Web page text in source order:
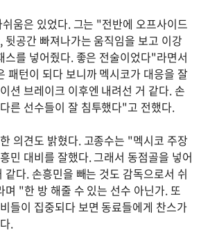
움은 있었다. 그는 "전반에 오프사이드
뒷공간 빠져나가는 움직임을 보고 이강
스를 넣어줬다. 좋은 전술이었다"라면서
패턴이 되다 보니까 멕시코가 대응을 잘
션 브레이크 이후엔 내려선 거 같다. 손
른 선수들이 잘 침투했다"고 전했다.
의견도 밝혔다. 고종수는 "멕시코 주장
민 대비를 잘했다. 그래서 동점골을 넣어
같다. 손흥민을 빼는 것도 감독으로서 쉬
"한 방 해줄 수 있는 선수 아닌가. 또
들이 집중되다 보면 동료들에게 찬스가
.